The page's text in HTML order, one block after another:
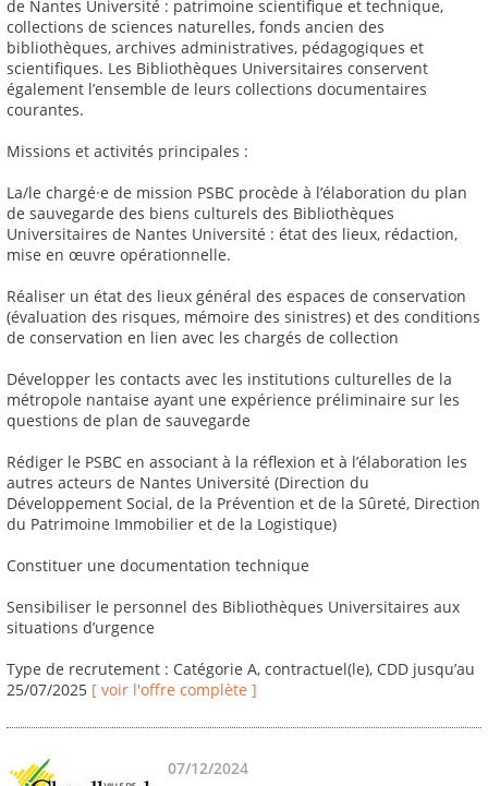
de Nantes Université : patrimoine scientifique et technique,
collections de sciences naturelles, fonds ancien des
bibliothèques, archives administratives, pédagogiques et
scientifiques. Les Bibliothèques Universitaires conservent
également l’ensemble de leurs collections documentaires
courantes.
Missions et activités principales :
La/le chargé·e de mission PSBC procède à l’élaboration du plan
de sauvegarde des biens culturels des Bibliothèques
Universitaires de Nantes Université : état des lieux, rédaction,
mise en œuvre opérationnelle.
Réaliser un état des lieux général des espaces de conservation
(évaluation des risques, mémoire des sinistres) et des conditions
de conservation en lien avec les chargés de collection
Développer les contacts avec les institutions culturelles de la
métropole nantaise ayant une expérience préliminaire sur les
questions de plan de sauvegarde
Rédiger le PSBC en associant à la réflexion et à l’élaboration les
autres acteurs de Nantes Université (Direction du
Développement Social, de la Prévention et de la Sûreté, Direction
du Patrimoine Immobilier et de la Logistique)
Constituer une documentation technique
Sensibiliser le personnel des Bibliothèques Universitaires aux
situations d’urgence
Type de recrutement : Catégorie A, contractuel(le), CDD jusqu’au
25/07/2025 [ voir l'offre complète ]
07/12/2024